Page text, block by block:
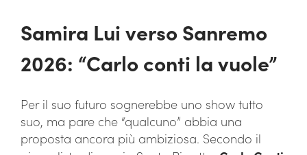
Samira Lui verso Sanremo
2026: “Carlo conti la vuole”
Per il suo futuro sognerebbe uno show tutto
suo, ma pare che “qualcuno” abbia una
proposta ancora più ambiziosa. Secondo il